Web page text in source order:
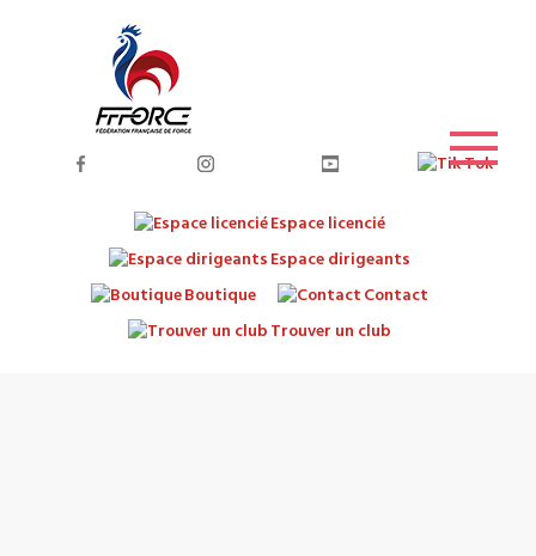
Espace licencié
Espace dirigeants
Boutique
Contact
Trouver un club